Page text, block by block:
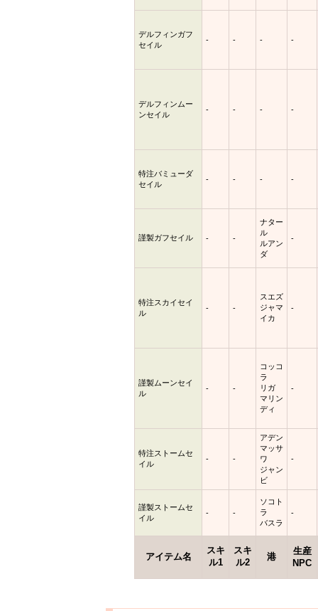
アイテム名
スキ
ル1
スキ
ル2
港
生産
NPC
デルフィンガフ
セイル
- - - -
デルフィンムー
ンセイル
- - - -
特注バミューダ
セイル
- - - -
謹製ガフセイル - -
ナター
ル
ルアン
ダ
-
特注スカイセイ
ル
- -
スエズ
ジャマ
イカ
-
謹製ムーンセイ
ル
- -
コッコ
ラ
リガ
マリン
ディ
-
特注ストームセ
イル
- -
アデン
マッサ
ワ
ジャン
ビ
-
謹製ストームセ
イル
- -
ソコト
ラ
バスラ
-